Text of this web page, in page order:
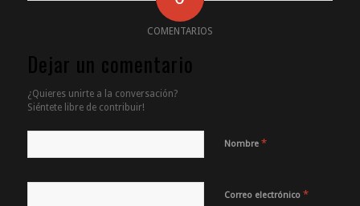
COMENTARIOS
Dejar un comentario
¿Quieres unirte a la conversación?
Siéntete libre de contribuir!
Nombre *
Correo electrónico *